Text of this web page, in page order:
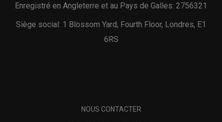
Enregistré en Angleterre et au Pays de Galles: 2756321
Siège social: 1 Blossom Yard, Fourth Floor, Londres, E1
6RS
NOUS CONTACTER